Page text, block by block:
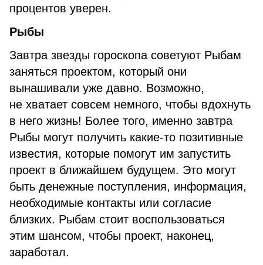
процентов уверен.
Рыбы
Завтра звезды гороскопа советуют Рыбам
заняться проектом, который они
вынашивали уже давно. Возможно,
не хватает совсем немного, чтобы вдохнуть
в него жизнь! Более того, именно завтра
Рыбы могут получить какие-то позитивные
известия, которые помогут им запустить
проект в ближайшем будущем. Это могут
быть денежные поступления, информация,
необходимые контакты или согласие
близких. Рыбам стоит воспользоваться
этим шансом, чтобы проект, наконец,
заработал.